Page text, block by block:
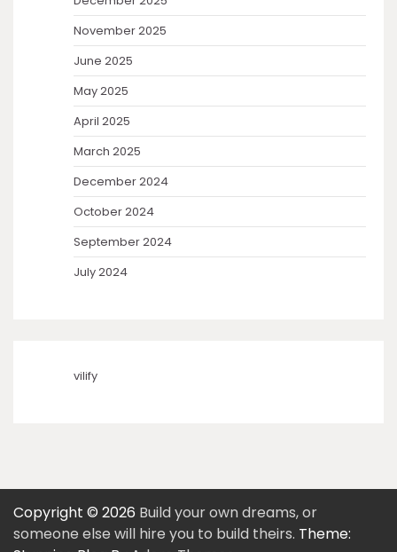
November 2025
June 2025
May 2025
April 2025
March 2025
December 2024
October 2024
September 2024
July 2024
vilify
Copyright © 2026 Build your own dreams, or
someone else will hire you to build theirs. Theme: